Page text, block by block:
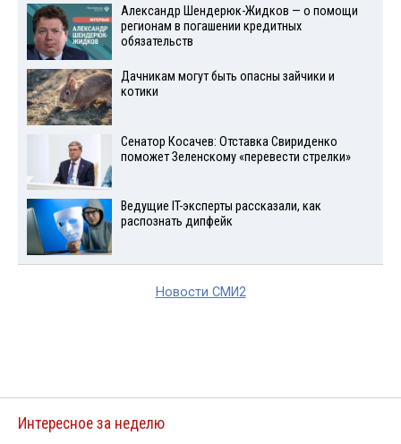
Александр Шендерюк-Жидков — о помощи
регионам в погашении кредитных
обязательств
Дачникам могут быть опасны зайчики и
котики
Сенатор Косачев: Отставка Свириденко
поможет Зеленскому «перевести стрелки»
Ведущие IT-эксперты рассказали, как
распознать дипфейк
Новости СМИ2
Интересное за неделю